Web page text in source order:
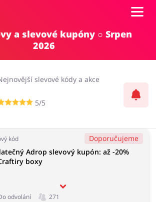
Registrovat
a slevové kupóny ○ Srpen
2026
slevové kódy a akce
5/5
kód Doporučujeme
Adrop slevový kupón: až -20%
boxy
odvolání 271